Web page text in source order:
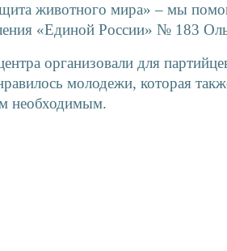
животного мира» – мы
«Единой России» № 183
организовали для
молодежи, которая
необходимым.